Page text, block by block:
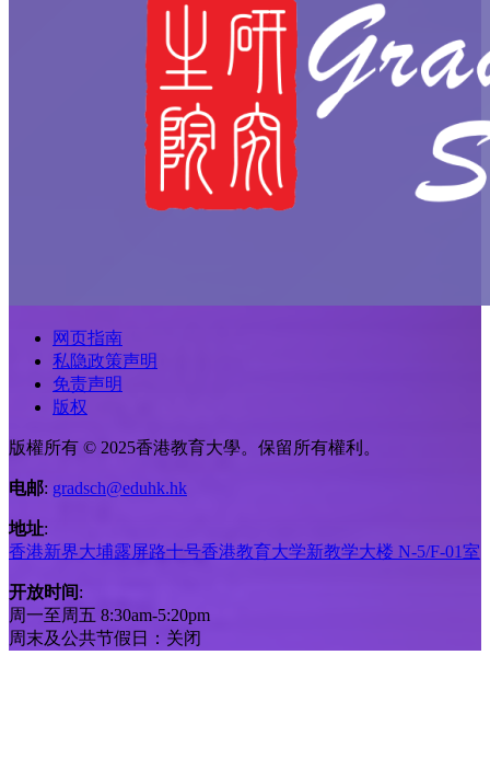
网页指南
私隐政策声明
免责声明
版权
版權所有 © 2025香港教育大學。保留所有權利。
电邮: gradsch@eduhk.hk
地址:
香港新界大埔露屏路十号香港教育大学新教学大楼 N-5/F-01室
开放时间:
周一至周五 8:30am-5:20pm
周末及公共节假日：关闭